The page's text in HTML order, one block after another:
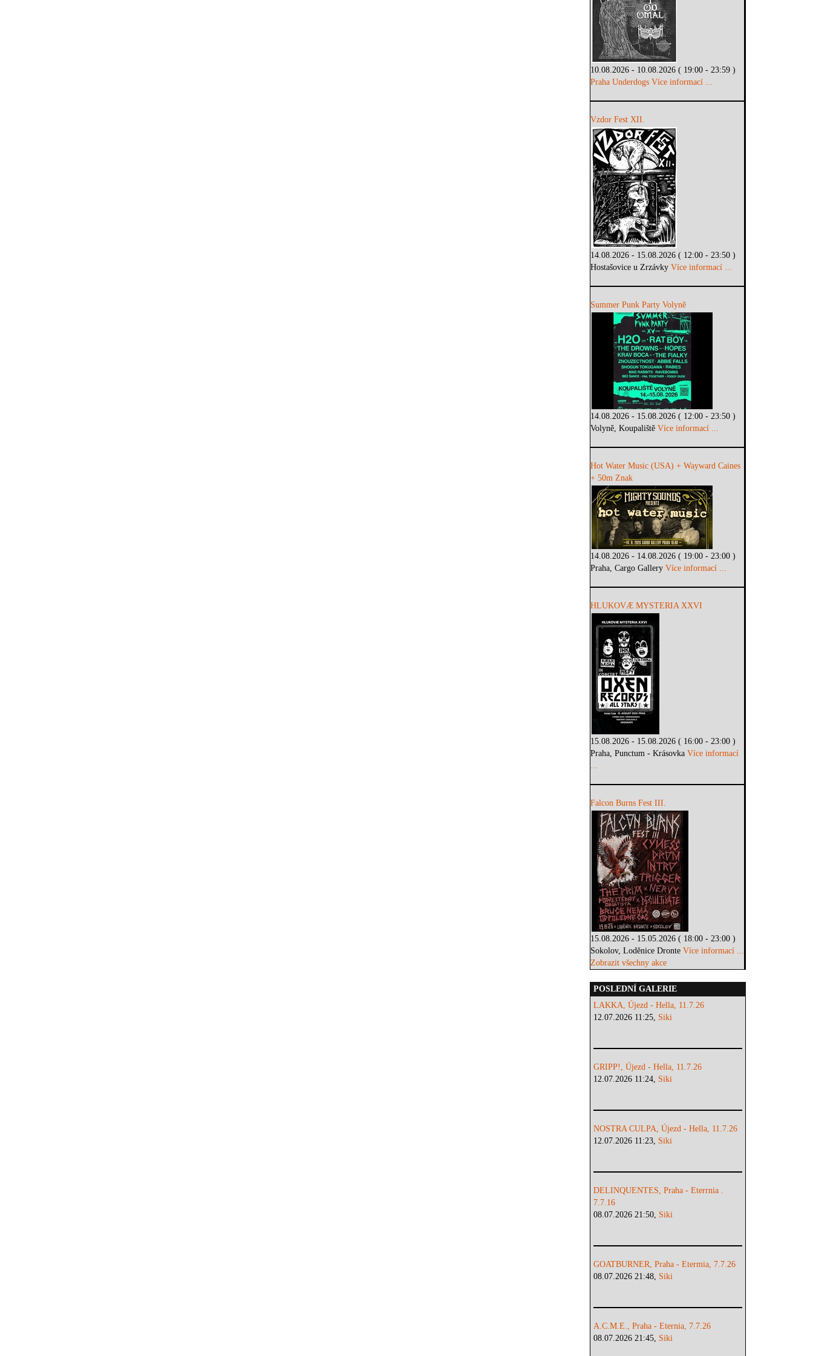
10.08.2026 - 10.08.2026 ( 19:00 - 23:59 )
Praha Underdogs Více informací ...
Vzdor Fest XII.
14.08.2026 - 15.08.2026 ( 12:00 - 23:50 )
Hostašovice u ZrzávkyVíce informací ...
Summer Punk Party Volyně
14.08.2026 - 15.08.2026 ( 12:00 - 23:50 )
Volyně, KoupalištěVíce informací ...
Hot Water Music (USA) + Wayward Caines
+ 50m Znak
14.08.2026 - 14.08.2026 ( 19:00 - 23:00 )
Praha, Cargo GalleryVíce informací ...
HLUKOVÆ MYSTERIA XXVI
15.08.2026 - 15.08.2026 ( 16:00 - 23:00 )
Praha, Punctum - KrásovkaVíce informací
...
Falcon Burns Fest III.
15.08.2026 - 15.05.2026 ( 18:00 - 23:00 )
Sokolov, Loděnice DronteVíce informací ...
Zobrazit všechny akce
POSLEDNÍ GALERIE
LAKKA, Újezd - Hella, 11.7.26
12.07.2026 11:25, Siki
GRIPP!, Újezd - Hella, 11.7.26
12.07.2026 11:24, Siki
NOSTRA CULPA, Újezd - Hella, 11.7.26
12.07.2026 11:23, Siki
DELINQUENTES, Praha - Eterrnia .
7.7.16
08.07.2026 21:50, Siki
GOATBURNER, Praha - Etermia, 7.7.26
08.07.2026 21:48, Siki
A.C.M.E., Praha - Eternia, 7.7.26
08.07.2026 21:45, Siki